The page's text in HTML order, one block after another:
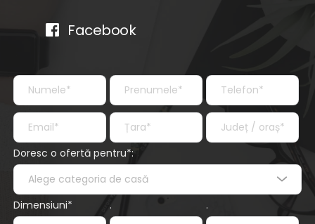
Facebook
Doresc o ofertă pentru*:
Alege categoria de casă
Dimensiuni*
. .